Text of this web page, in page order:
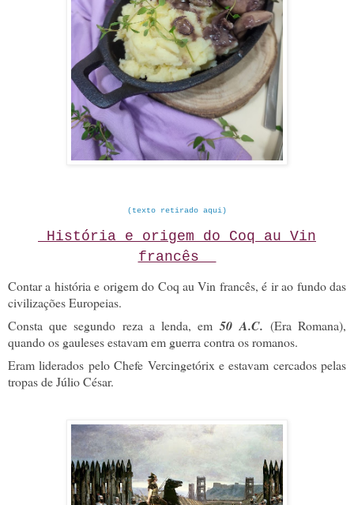
(texto retirado aqui)
História e origem do Coq au Vin
francês
Contar a história e origem do Coq au Vin francês, é ir ao fundo das
civilizações Europeias.
Consta que segundo reza a lenda, em50 A.C. (Era Romana),
quando os gauleses estavam em guerra contra os romanos.
Eram liderados pelo Chefe Vercingetórix e estavam cercados pelas
tropas de Júlio César.